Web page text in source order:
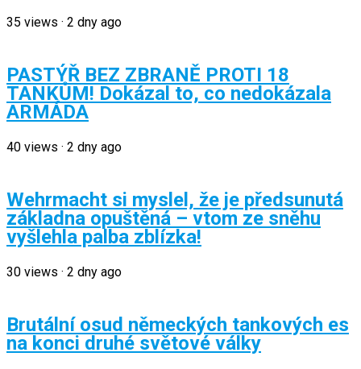
35 views · 2 dny ago
PASTÝŘ BEZ ZBRANĚ PROTI 18
TANKŮM! Dokázal to, co nedokázala
ARMÁDA
40 views · 2 dny ago
Wehrmacht si myslel, že je předsunutá
základna opuštěná – vtom ze sněhu
vyšlehla palba zblízka!
30 views · 2 dny ago
Brutální osud německých tankových es
na konci druhé světové války